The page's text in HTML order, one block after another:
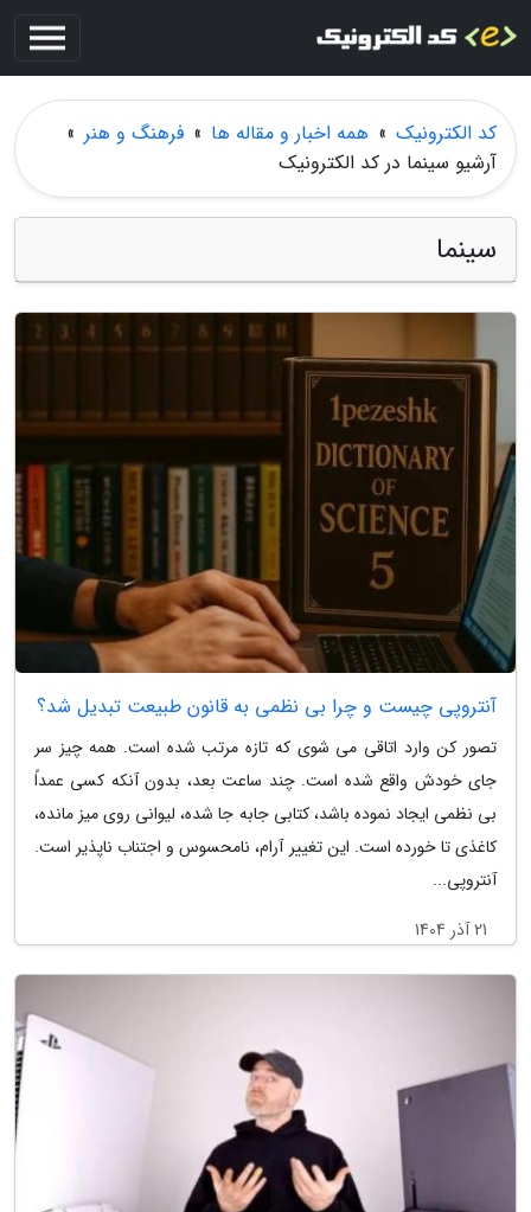
کد الکترونیک » همه اخبار و مقاله ها » فرهنگ و هنر »
آرشیو سینما در کد الکترونیک
سینما
آنتروپی چیست و چرا بی نظمی به قانون طبیعت تبدیل شد؟
تصور کن وارد اتاقی می شوی که تازه مرتب شده است. همه چیز سر
جای خودش واقع شده است. چند ساعت بعد، بدون آنکه کسی عمداً
بی نظمی ایجاد نموده باشد، کتابی جابه جا شده، لیوانی روی میز مانده،
کاغذی تا خورده است. این تغییر آرام، نامحسوس و اجتناب ناپذیر است.
آنتروپی...
21 آذر 1404